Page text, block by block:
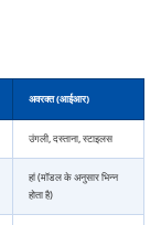
अवरक्त (आईआर)
उंगली, दस्ताना, स्टाइलस
हां (मॉडल के अनुसार भिन्न
होता है)